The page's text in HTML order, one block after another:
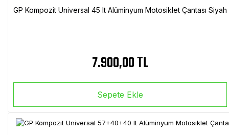
GP Kompozit Universal 45 lt Alüminyum Motosiklet Çantası Siyah
7.900,00 TL
Sepete Ekle